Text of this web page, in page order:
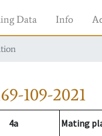
Data Info
109-2021
4a Mating